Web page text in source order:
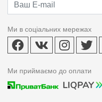
Ми в соціальних мережах
Ми приймаємо до оплати